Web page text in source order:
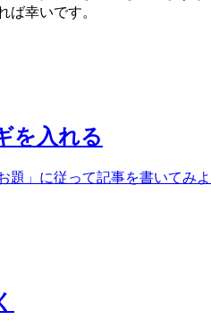
ば幸いです。
を入れる
」に従って記事を書いてみよ